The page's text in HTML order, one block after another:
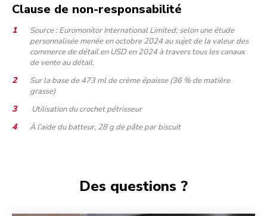
Clause de non-responsabilité
Source : Euromonitor International Limited; selon une étude
personnalisée menée en octobre 2024 au sujet de la valeur des
commerce de détail en USD en 2024 à travers tous les canaux
de vente au détail.
Sur la base de 473 ml de crème épaisse (36 % de matière
grasse)
Utilisation du crochet pétrisseur
À l’aide du batteur, 28 g de pâte par biscuit
Des questions ?